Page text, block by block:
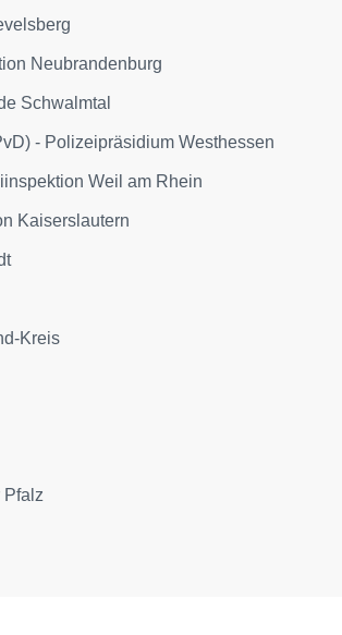
Neubrandenburg
Schwalmtal
- Polizeipräsidium Westhessen
Weil am Rhein
Kaiserslautern
Kreis
Pfalz